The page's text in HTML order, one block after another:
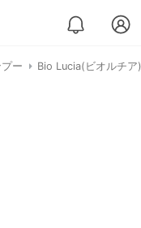
ー Bio Lucia(ビオルチ